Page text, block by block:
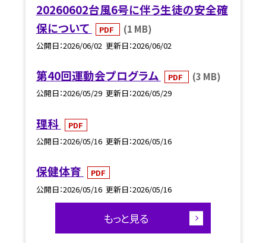
20260602台風6号に伴う生徒の安全確
保について
PDF (1 MB)
公開日 2026/06/02 更新日 2026/06/02
第40回運動会プログラム PDF (3 MB)
公開日 2026/05/29 更新日 2026/05/29
理科
PDF
公開日 2026/05/16 更新日 2026/05/16
保健体育
PDF
公開日 2026/05/16 更新日 2026/05/16
もっと見る